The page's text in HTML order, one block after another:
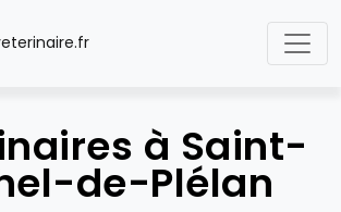
à Saint-
de-Plélan